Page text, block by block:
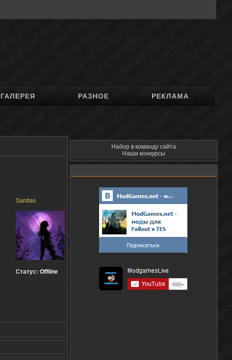
ГАЛЕРЕЯ РАЗНОЕ РЕКЛАМА
Santias
Статус: Offline
Набор в команду сайта
Наши конкурсы